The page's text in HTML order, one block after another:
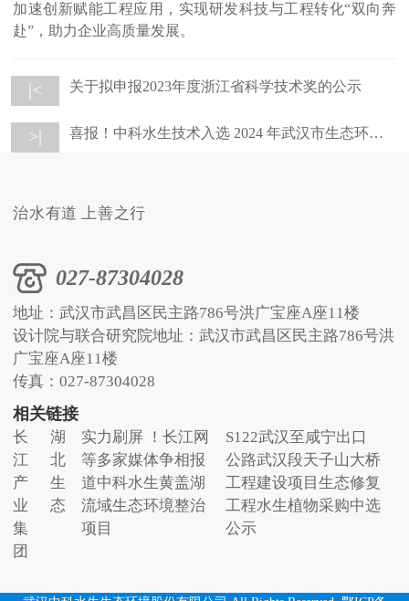
加速创新赋能工程应用，实现研发科技与工程转化“双向奔
赴”，助力企业高质量发展。
|< 关于拟申报2023年度浙江省科学技术奖的公示
>| 喜报！中科水生技术入选 2024 年武汉市生态环境保护先进适用技术指导目录
治水有道 上善之行
027-87304028
地址：武汉市武昌区民主路786号洪广宝座A座11楼
设计院与联合研究院地址：武汉市武昌区民主路786号洪
广宝座A座11楼
传真：027-87304028
相关链接
长
江
产
业
集
团
湖
北
生
态
实力刷屏 ！长江网
等多家媒体争相报
道中科水生黄盖湖
流域生态环境整治
项目
S122武汉至咸宁出口
公路武汉段天子山大桥
工程建设项目生态修复
工程水生植物采购中选
公示